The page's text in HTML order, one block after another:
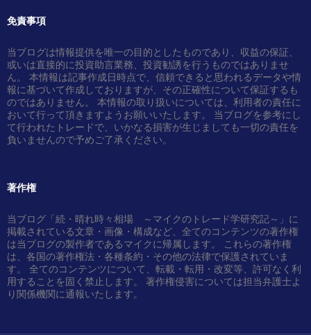
免責事項
当ブログは情報提供を唯一の目的としたものであり、収益の保証、
或いは直接的に投資助言業務、投資勧誘を行うものではありませ
ん。 本情報は記事作成日時点で、信頼できると思われるデータや情
報に基づいて作成しておりますが、その正確性について保証するも
のではありません。 本情報の取り扱いについては、利用者の責任に
おいて行って頂きますようお願いいたします。 当ブログを参考にし
て行われたトレードで、いかなる損害が生じましても一切の責任を
負いませんので予めご了承ください。
著作権
当ブログ「続・晴れ時々相場 ～マイクのトレード学研究記～」に
掲載されている文章・画像・構成など、全てのコンテンツの著作権
は当ブログの製作者であるマイクに帰属します。 これらの著作権
は、各国の著作権法・各種条約・その他の法律で保護されていま
す。 全てのコンテンツについて、転載・転用・改変等、許可なく利
用することを固く禁止します。 著作権侵害については担当弁護士よ
り関係機関に通報いたします。